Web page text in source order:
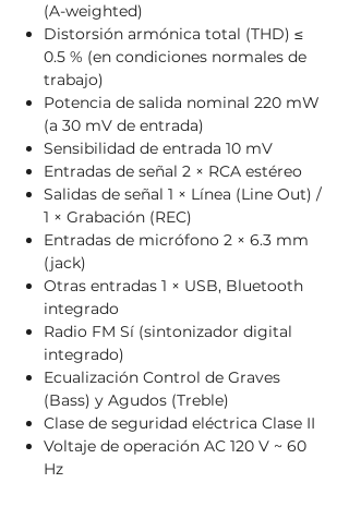
(A-weighted)
Distorsión armónica total (THD) ≤
0.5 % (en condiciones normales de
trabajo)
Potencia de salida nominal 220 mW
(a 30 mV de entrada)
Sensibilidad de entrada 10 mV
Entradas de señal 2 × RCA estéreo
Salidas de señal 1 × Línea (Line Out) /
1 × Grabación (REC)
Entradas de micrófono 2 × 6.3 mm
(jack)
Otras entradas 1 × USB, Bluetooth
integrado
Radio FM Sí (sintonizador digital
integrado)
Ecualización Control de Graves
(Bass) y Agudos (Treble)
Clase de seguridad eléctrica Clase II
Voltaje de operación AC 120 V ~ 60
Hz